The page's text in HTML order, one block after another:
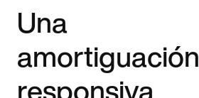
Una
amortiguación